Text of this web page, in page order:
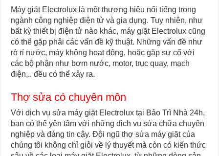
Máy giặt Electrolux là một thương hiệu nổi tiếng trong
ngành công nghiệp điện tử và gia dụng. Tuy nhiên, như
bất kỳ thiết bị điện tử nào khác, máy giặt Electrolux cũng
có thể gặp phải các vấn đề kỹ thuật. Những vấn đề như
rò rỉ nước, máy không hoạt động, hoặc gặp sự cố với
các bộ phận như bơm nước, motor, trục quay, mạch
điện,.. đều có thể xảy ra.
Thợ sửa có chuyên môn
Với dịch vụ sửa máy giặt Electrolux tại Bảo Trì Nhà 24h,
bạn có thể yên tâm với những dịch vụ sửa chữa chuyên
nghiệp và đáng tin cậy. Đội ngũ thợ sửa máy giặt của
chúng tôi không chỉ giỏi về lý thuyết mà còn có kiến thức